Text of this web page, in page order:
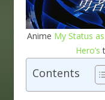
Anime My Status
Hero’s
Contents